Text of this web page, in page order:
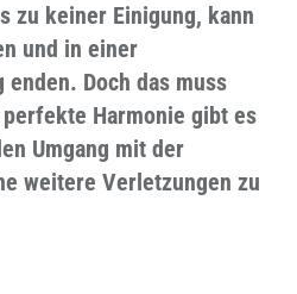
zu keiner Einigung, kann
und in einer
Doch das muss
Harmonie gibt es
Umgang mit der
weitere Verletzungen zu